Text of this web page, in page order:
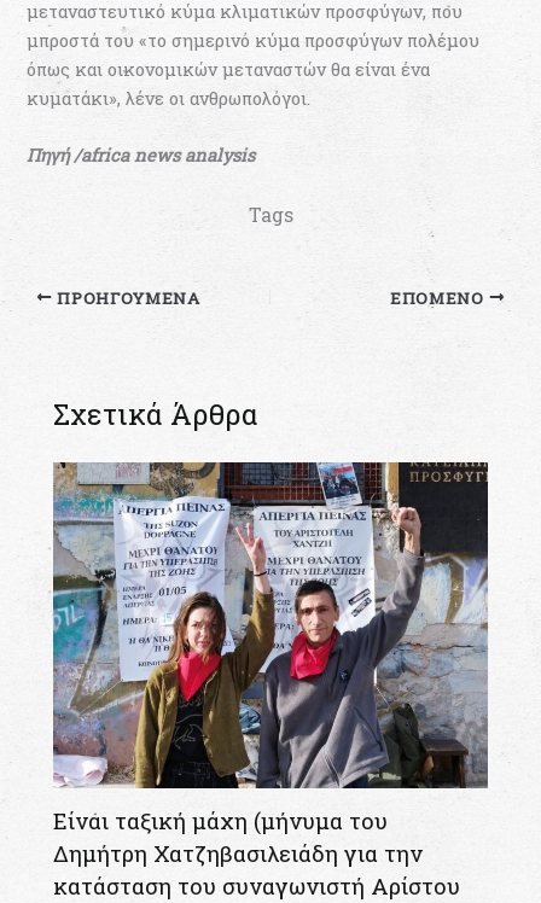
μεταναστευτικό κύμα κλιματικών προσφύγων, που
μπροστά του «το σημερινό κύμα προσφύγων πολέμου
όπως και οικονομικών μεταναστών θα είναι ένα
κυματάκι», λένε οι ανθρωπολόγοι.
Πηγή /africa news analysis
Tags
ΠΡΟΗΓΟΎΜΕΝΑ ΕΠΌΜΕΝΟ
Σχετικά Άρθρα
Είναι ταξική μάχη (μήνυμα του
Δημήτρη Χατζηβασιλειάδη για την
κατάσταση του συναγωνιστή Αρίστου